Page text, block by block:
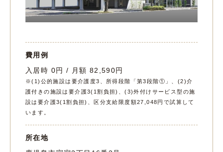
費用例
入居時 0円 / 月額 82,590円
※(1)公的施設は要介護度3、所得段階「第3段階①」、(2)介
護付きの施設は要介護3(1割負担)、(3)外付けサービス型の施
設は要介護3(1割負担)、区分支給限度額27,048円で試算して
います。
所在地